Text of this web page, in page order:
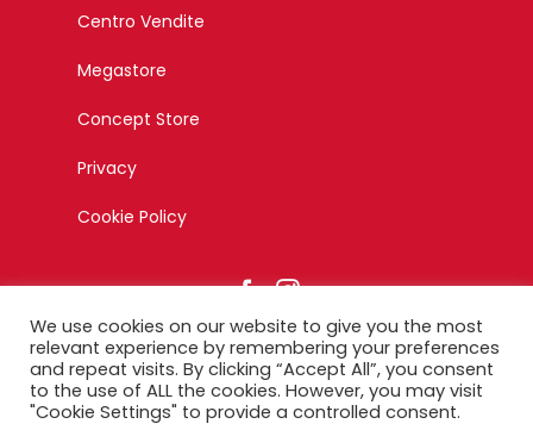
Centro Vendite
Megastore
Concept Store
Privacy
Cookie Policy
© Copyright 2023 – Esagono Srl – Tutti i diritti riservati –
We use cookies on our website to give you the most
relevant experience by remembering your preferences
and repeat visits. By clicking “Accept All”, you consent
to the use of ALL the cookies. However, you may visit
"Cookie Settings" to provide a controlled consent.